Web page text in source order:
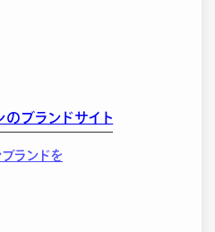
ブランドサイト
ランドを